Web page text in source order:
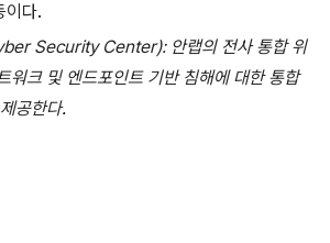
이다.
Security Center): 안랩의 전사 통합 위
워크 및 엔드포인트 기반 침해에 대한 통합
공한다.